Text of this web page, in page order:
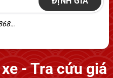
- Tra cứu giá